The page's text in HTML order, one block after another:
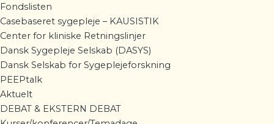
Fondslisten
Casebaseret sygepleje – KAUSISTIK
Center for kliniske Retningslinjer
Dansk Sygepleje Selskab (DASYS)
Dansk Selskab for Sygeplejeforskning
PEEPtalk
Aktuelt
DEBAT & EKSTERN DEBAT